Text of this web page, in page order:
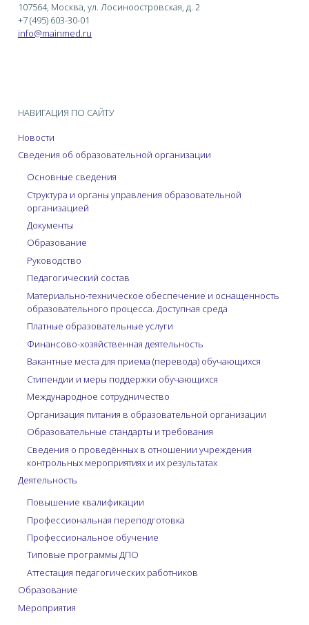
107564, Москва, ул. Лосиноостровская, д. 2
+7 (495) 603-30-01
info@mainmed.ru
НАВИГАЦИЯ ПО САЙТУ
Новости
Сведения об образовательной организации
Основные сведения
Структура и органы управления образовательной
организацией
Документы
Образование
Руководство
Педагогический состав
Материально-техническое обеспечение и оснащенность
образовательного процесса. Доступная среда
Платные образовательные услуги
Финансово-хозяйственная деятельность
Вакантные места для приема (перевода) обучающихся
Стипендии и меры поддержки обучающихся
Международное сотрудничество
Организация питания в образовательной организации
Образовательные стандарты и требования
Сведения о проведённых в отношении учреждения
контрольных мероприятиях и их результатах
Деятельность
Повышение квалификации
Профессиональная переподготовка
Профессиональное обучение
Типовые программы ДПО
Аттестация педагогических работников
Образование
Мероприятия